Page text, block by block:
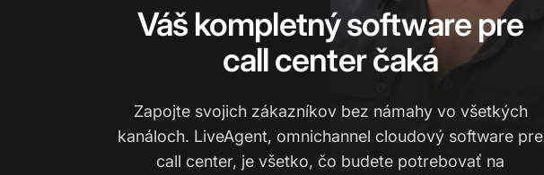
Váš kompletný software pre
call center čaká
Zapojte svojich zákazníkov bez námahy vo všetkých
kanáloch. LiveAgent, omnichannel cloudový software pre
call center, je všetko, čo budete potrebovať na